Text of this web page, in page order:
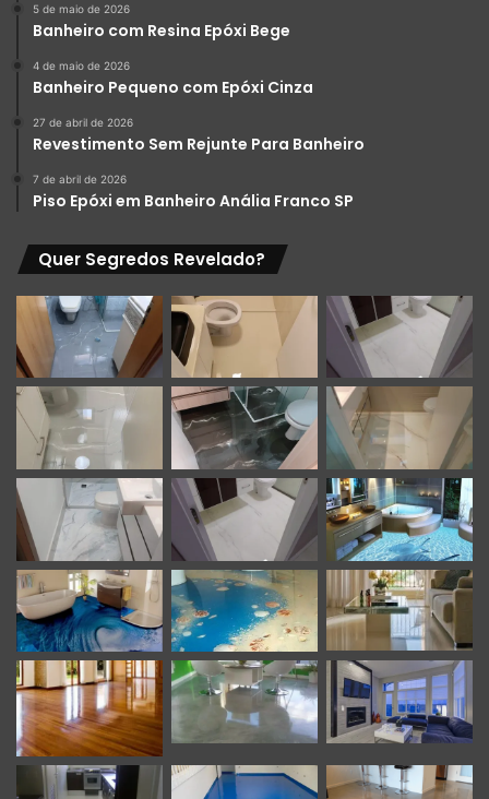
direto com objetos pontiagudos ou ásperos.
Realize uma limpeza profunda periodicamente,
utilizando uma solução de água morna e vinagre para
remover manchas e sujeira acumulada.
Além dos benefícios mencionados, a resina epóxi
5 de maio de 2026
Banheiro com Resina Epóxi Bege
4 de maio de 2026
Banheiro Pequeno com Epóxi Cinza
27 de abril de 2026
Revestimento Sem Rejunte Para Banheiro
7 de abril de 2026
Piso Epóxi em Banheiro Anália Franco SP
Quer Segredos Revelado?